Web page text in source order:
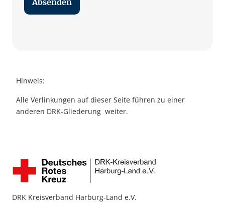
Hinweis:
Alle Verlinkungen auf dieser Seite führen zu einer
anderen DRK-Gliederung weiter.
DRK Kreisverband Harburg-Land e.V.